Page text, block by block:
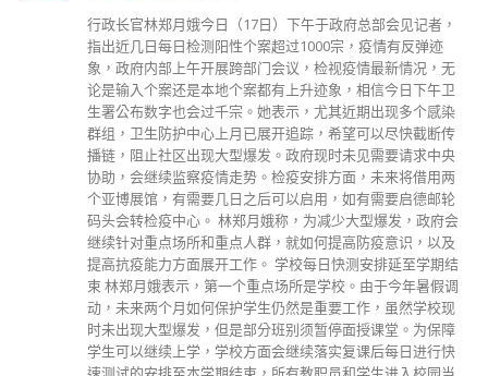
行政长官林郑月娥今日（17日）下午于政府总部会见记者，
指出近几日每日检测阳性个案超过1000宗，疫情有反弹迹
象，政府内部上午开展跨部门会议，检视疫情最新情况，无
论是输入个案还是本地个案都有上升迹象，相信今日下午卫
生署公布数字也会过千宗。她表示，尤其近期出现多个感染
群组，卫生防护中心上月已展开追踪，希望可以尽快截断传
播链，阻止社区出现大型爆发。政府现时未见需要请求中央
协助，会继续监察疫情走势。检疫安排方面，未来将借用两
个亚博展馆，有需要几日之后可以启用，如有需要启德邮轮
码头会转检疫中心。 林郑月娥称，为减少大型爆发，政府会
继续针对重点场所和重点人群，就如何提高防疫意识，以及
提高抗疫能力方面展开工作。 学校每日快测安排延至学期结
束 林郑月娥表示，第一个重点场所是学校。由于今年暑假调
动，未来两个月如何保护学生仍然是重要工作，虽然学校现
时未出现大型爆发，但是部分班别须暂停面授课堂。为保障
学生可以继续上学，学校方面会继续落实复课后每日进行快